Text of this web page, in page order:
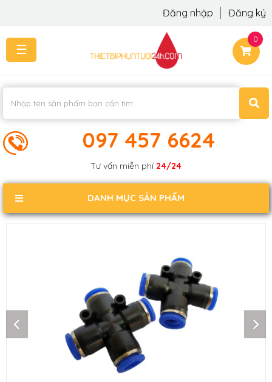
Đăng nhập Đăng ký
097 457 6624
Tư vấn miễn phí 24/24
DANH MỤC SẢN PHẨM
0
-
LẮP
HỒI
☰